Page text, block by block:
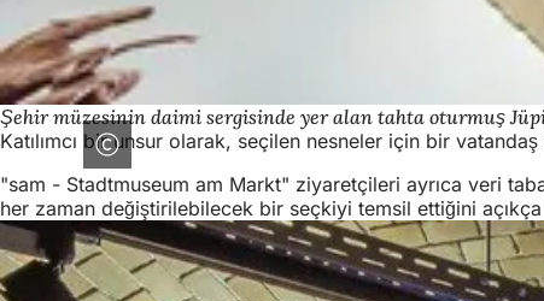
Şehir müzesinin daimi sergisinde yer alan tahta oturmuş
Katılımcı bir unsur olarak, seçilen nesneler için bir
"sam - Stadtmuseum am Markt" ziyaretçileri ayrıca veri
her zaman değiştirilebilecek bir seçkiyi temsil ettiğini